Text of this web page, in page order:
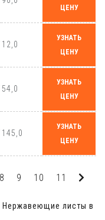
ЦЕНУ
12,0
УЗНАТЬ
ЦЕНУ
54,0
УЗНАТЬ
ЦЕНУ
145,0
УЗНАТЬ
ЦЕНУ
8 9 10 11
Нержавеющие листы в